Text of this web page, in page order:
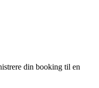
din booking til en